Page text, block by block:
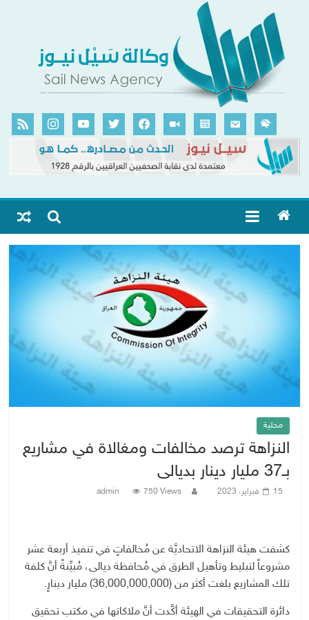
محلية
النزاهة ترصد مخالفات ومغالاة في مشاريع
بـ37 مليار دينار بديالى
15 فبراير، 2023 admin 750 Views
كشفت هيئة النزاهة الاتحاديَّة عن مُخالفاتٍ في تنفيذ أربعة عشر
مشروعاً لتبليط وتأهيل الطرق في مُحافظة ديالى، مُبيِّنةً أنَّ كلفة
تلك المشاريع بلغت أكثر من (36,000,000,000) مليار دينارٍ.
دائرة التحقيقات في الهيئة أكَّدت أنَّ ملاكاتها في مكتب تحقيق